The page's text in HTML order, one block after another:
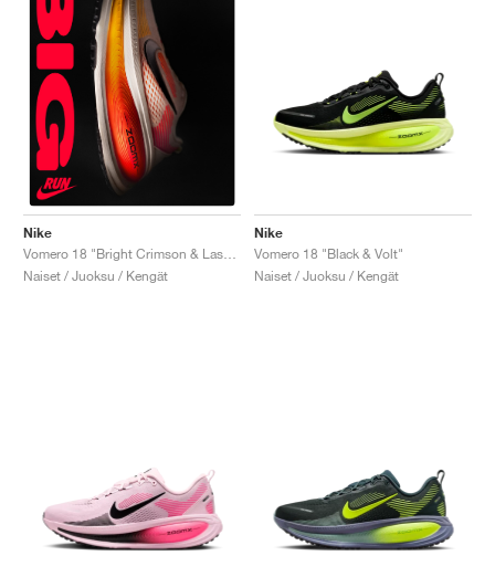
Nike
Vomero 18 "Bright Crimson & Laser Orange"
Naiset / Juoksu / Kengät
Nike
Vomero 18 "Black & Volt"
Naiset / Juoksu / Kengät